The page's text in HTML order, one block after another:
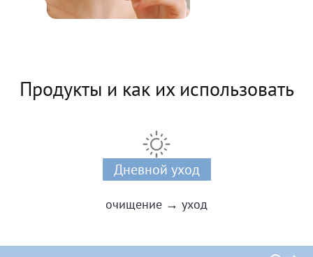
Продукты и как их использовать
Дневной уход
очищение → уход